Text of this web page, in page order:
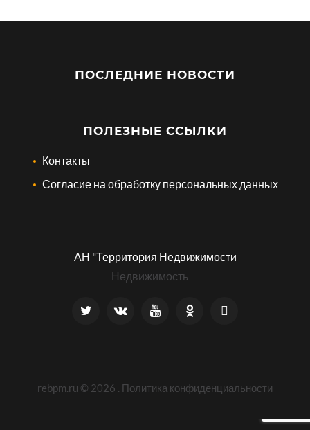
ПОСЛЕДНИЕ НОВОСТИ
ПОЛЕЗНЫЕ ССЫЛКИ
Контакты
Согласие на обработку персональных данных
АН "Территория Недвижимости
Недвижимость
rebpm.ru © 2026 . Политика конфиденциальности